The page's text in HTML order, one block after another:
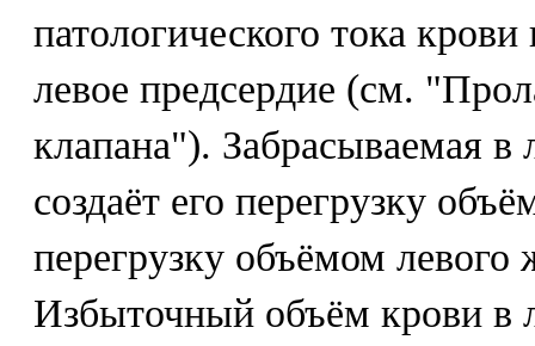
патологического тока
левое предсердие (см.
клапана"). Забрасываемая в
создаёт его перегрузку
перегрузку объёмом левого
Избыточный объём крови в